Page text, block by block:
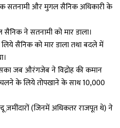
सतनामी और मुगल सैनिक अधिकारी के
ने सतनामी को मार डाला।
सैनिक को मार डाला तथा बदले में
जब औरंगजेब ने विद्रोह की कमान
के लिये तोपखाने के साथ 10,000
ज़मींदारों (जिनमें अधिकतर राजपूत थे) ने